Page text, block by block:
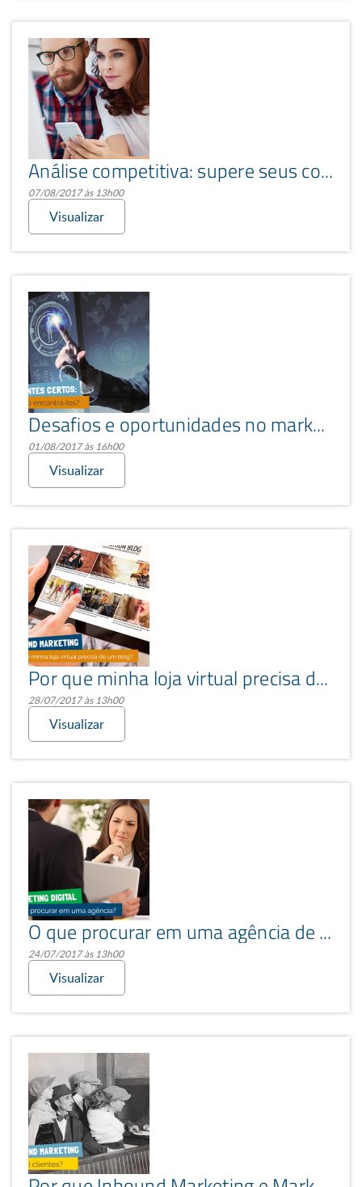
Análise competitiva: supere seus concorrentes na internet
07/08/2017 às 13h00
Visualizar
Desafios e oportunidades no marketing: e se seu cliente viesse espontaneamente a você?
01/08/2017 às 16h00
Visualizar
Por que minha loja virtual precisa de blog?
28/07/2017 às 13h00
Visualizar
O que procurar em uma agência de marketing digital
24/07/2017 às 13h00
Visualizar